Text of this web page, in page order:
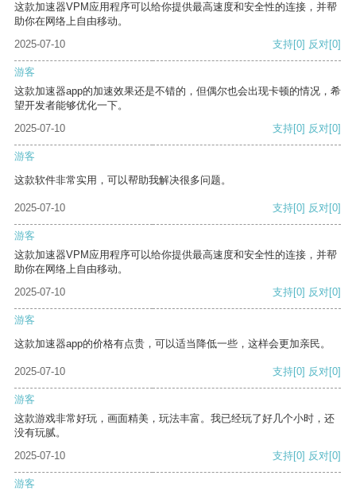
这款加速器VPM应用程序可以给你提供最高速度和安全性的连接，并帮
助你在网络上自由移动。
2025-07-10
支持[0] 反对[0]
游客
这款加速器app的加速效果还是不错的，但偶尔也会出现卡顿的情况，希
望开发者能够优化一下。
2025-07-10
支持[0] 反对[0]
游客
这款软件非常实用，可以帮助我解决很多问题。
2025-07-10 支持[0] 反对[0]
游客
这款加速器VPM应用程序可以给你提供最高速度和安全性的连接，并帮
助你在网络上自由移动。
2025-07-10
支持[0] 反对[0]
游客
这款加速器app的价格有点贵，可以适当降低一些，这样会更加亲民。
2025-07-10 支持[0] 反对[0]
游客
这款游戏非常好玩，画面精美，玩法丰富。我已经玩了好几个小时，还
没有玩腻。
2025-07-10
支持[0] 反对[0]
游客